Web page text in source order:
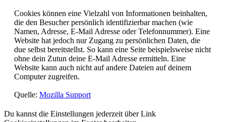
Cookies können eine Vielzahl von Informationen beinhalten,
die den Besucher persönlich identifizierbar machen (wie
Namen, Adresse, E-Mail Adresse oder Telefonnummer). Eine
Website hat jedoch nur Zugang zu persönlichen Daten, die
due selbst bereitstellst. So kann eine Seite beispielsweise nicht
ohne dein Zutun deine E-Mail Adresse ermitteln. Eine
Website kann auch nicht auf andere Dateien auf deinem
Computer zugreifen.
Quelle: Mozilla Support
Du kannst die Einstellungen jederzeit über Link